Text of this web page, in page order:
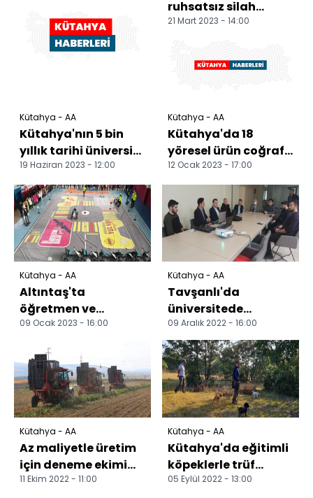
Kütahya - AA
Kütahya'nın 5 bin
yıllık tarihi üniversite
müzesindeki
eserlerle geleceğe t...
19 Haziran 2023 - 12:00
ruhsatsız silah
kaçakçılığı
şüpheli yakalandı
21 Mart 2023 - 14:00
Kütahya - AA
Kütahya'da 18
yöresel ürün coğrafi
işaretle tescillendi
12 Ocak 2023 - 17:00
Kütahya - AA
Altıntaş'ta
öğretmen ve
öğrencilere trafik
09 Ocak 2023 - 16:00
Kütahya - AA
Tavşanlı'da
üniversitede
geliştirilen "kablosuz
fark eğim ölçer
cihazı" sağ...
09 Aralık 2022 - 16:00
Kütahya - AA
Az maliyetle üretim
için deneme ekimi
yapılan şeker
11 Ekim 2022 - 11:00
Kütahya - AA
Kütahya'da eğitimli
köpeklerle trüf
mantarı arama
05 Eylül 2022 - 13:00